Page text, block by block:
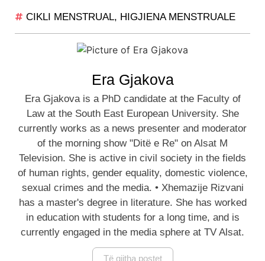
CIKLI MENSTRUAL, HIGJIENA MENSTRUALE
Era Gjakova
Era Gjakova is a PhD candidate at the Faculty of
Law at the South East European University. She
currently works as a news presenter and moderator
of the morning show "Ditë e Re" on Alsat M
Television. She is active in civil society in the fields
of human rights, gender equality, domestic violence,
sexual crimes and the media. • Xhemazije Rizvani
has a master's degree in literature. She has worked
in education with students for a long time, and is
currently engaged in the media sphere at TV Alsat.
Të gjitha postet